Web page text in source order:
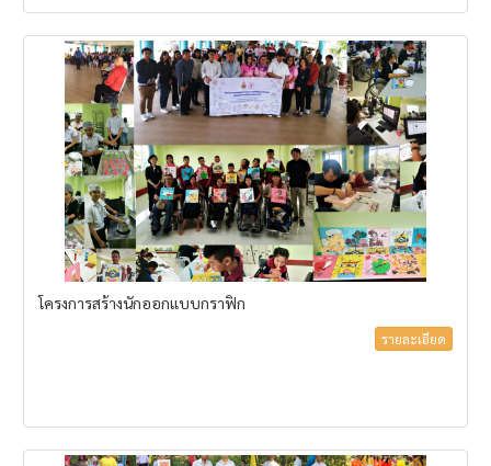
โครงการสร้างนักออกแบบกราฟิก
รายละเอียด